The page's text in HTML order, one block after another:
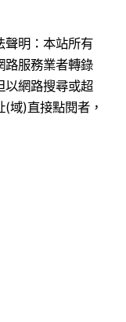
聲明：本站所有
路服務業者轉錄
以網路搜尋或超
域)直接點閱者，